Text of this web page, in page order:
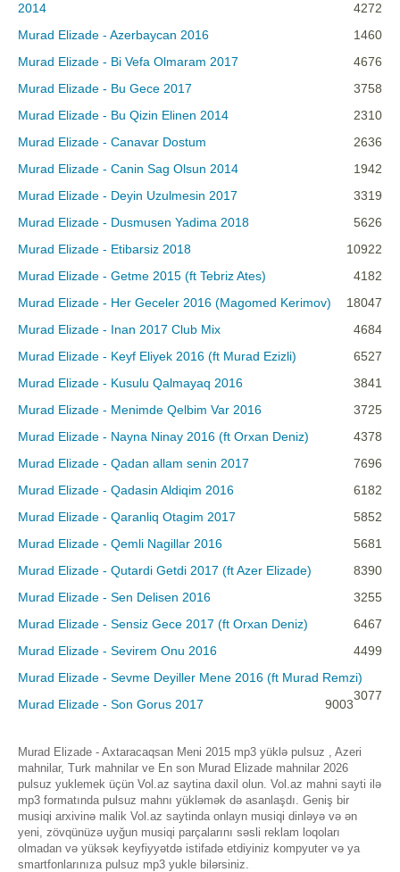
2014
4272
Murad Elizade - Azerbaycan 2016
1460
Murad Elizade - Bi Vefa Olmaram 2017
4676
Murad Elizade - Bu Gece 2017
3758
Murad Elizade - Bu Qizin Elinen 2014
2310
Murad Elizade - Canavar Dostum
2636
Murad Elizade - Canin Sag Olsun 2014
1942
Murad Elizade - Deyin Uzulmesin 2017
3319
Murad Elizade - Dusmusen Yadima 2018
5626
Murad Elizade - Etibarsiz 2018
10922
Murad Elizade - Getme 2015 (ft Tebriz Ates)
4182
Murad Elizade - Her Geceler 2016 (Magomed Kerimov)
18047
Murad Elizade - Inan 2017 Club Mix
4684
Murad Elizade - Keyf Eliyek 2016 (ft Murad Ezizli)
6527
Murad Elizade - Kusulu Qalmayaq 2016
3841
Murad Elizade - Menimde Qelbim Var 2016
3725
Murad Elizade - Nayna Ninay 2016 (ft Orxan Deniz)
4378
Murad Elizade - Qadan allam senin 2017
7696
Murad Elizade - Qadasin Aldiqim 2016
6182
Murad Elizade - Qaranliq Otagim 2017
5852
Murad Elizade - Qemli Nagillar 2016
5681
Murad Elizade - Qutardi Getdi 2017 (ft Azer Elizade)
8390
Murad Elizade - Sen Delisen 2016
3255
Murad Elizade - Sensiz Gece 2017 (ft Orxan Deniz)
6467
Murad Elizade - Sevirem Onu 2016
4499
Murad Elizade - Sevme Deyiller Mene 2016 (ft Murad Remzi)
3077
Murad Elizade - Son Gorus 2017 9003
Murad Elizade - Axtaracaqsan Meni 2015 mp3 yüklə pulsuz , Azeri
mahnilar, Turk mahnilar ve En son Murad Elizade mahnilar 2026
pulsuz yuklemek üçün Vol.az saytina daxil olun. Vol.az mahni sayti ilə
mp3 formatında pulsuz mahnı yükləmək də asanlaşdı. Geniş bir
musiqi arxivinə malik Vol.az saytinda onlayn musiqi dinləyə və ən
yeni, zövqünüzə uyğun musiqi parçalarını səsli reklam loqoları
olmadan və yüksək keyfiyyətdə istifadə etdiyiniz kompyuter və ya
smartfonlarınıza pulsuz mp3 yukle bilərsiniz.